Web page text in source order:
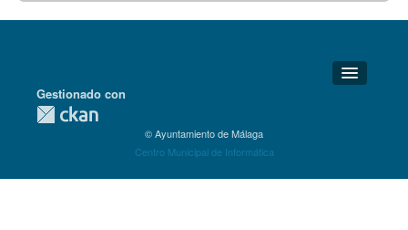
Detalles Técnicos
Gestionado con
© Ayuntamiento de Málaga
Centro Municipal de Informática